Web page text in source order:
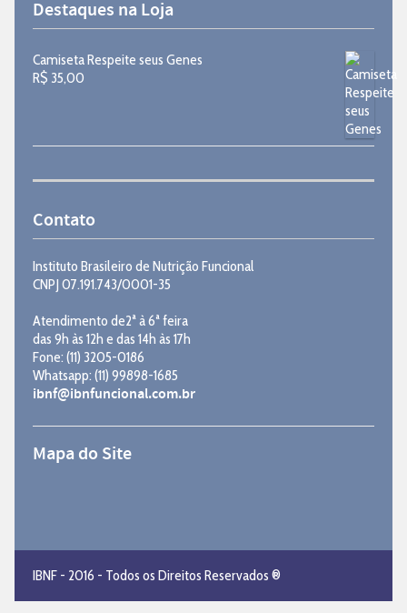
Destaques na Loja
Camiseta Respeite seus Genes
R$ 35,00
Contato
Instituto Brasileiro de Nutrição Funcional
CNPJ 07.191.743/0001-35
Atendimento de2ª à 6ª feira
das 9h às 12h e das 14h às 17h
Fone: (11) 3205-0186
Whatsapp: (11) 99898-1685
ibnf@ibnfuncional.com.br
Mapa do Site
IBNF - 2016 - Todos os Direitos Reservados ®